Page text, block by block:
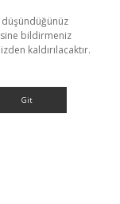
düşündüğünüz
bildirmeniz
kaldırılacaktır.